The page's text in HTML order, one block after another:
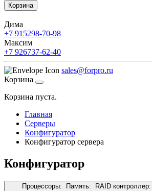
Корзина
Дима
+7 915298-70-98
Максим
+7 926737-62-40
sales@forpro.ru
Корзина
Корзина пуста.
Главная
Серверы
Конфигуратор
Конфигуратор сервера
Конфигуратор
Процессоры: Память: RAID контроллер: